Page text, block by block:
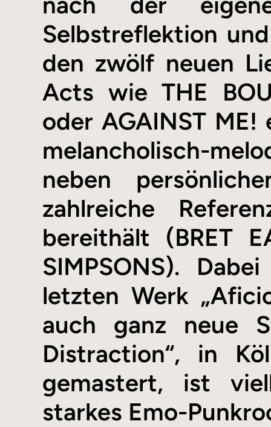
Selbstreflektion
den zwölf neuen
Acts wie THE
oder AGAINST
melancholisch-
neben
zahlreiche
bereithält (BRET
SIMPSONS).
letzten Werk
auch ganz neue
Distraction“, in
gemastert, ist
starkes Emo-